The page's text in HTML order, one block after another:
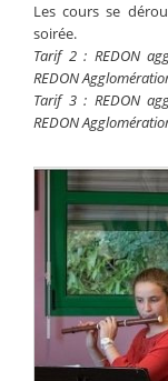
Les cours se
soirée.
Tarif 2 : REDON
REDON
Tarif 3 : REDON
REDON